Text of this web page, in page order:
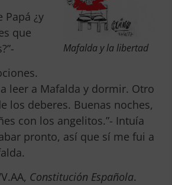
Mafalda y la libertad
Papá ¿y
que
leer a Mafalda y dormir. Otro
los deberes. Buenas noches,
con los angelitos.”- Intuía
pronto, así que sí me fui a
Constitución Española.